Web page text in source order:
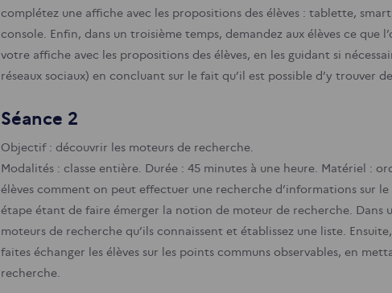
complétez une affiche avec les propositions des élèves : tablette,
console. Enfin, dans un troisième temps, demandez aux élèves ce que
votre affiche avec les propositions des élèves, en les guidant si
réseaux sociaux) en concluant sur le fait qu’il est possible d’y trouver
Séance 2
Objectif : découvrir les moteurs de recherche.
Modalités : classe entière. Durée : 45 minutes à une heure. Matériel :
élèves comment on peut effectuer une recherche d’informations sur
étape étant de faire émerger la notion de moteur de recherche. Dans
moteurs de recherche qu’ils connaissent et établissez une liste.
faites échanger les élèves sur les points communs observables, en
recherche.